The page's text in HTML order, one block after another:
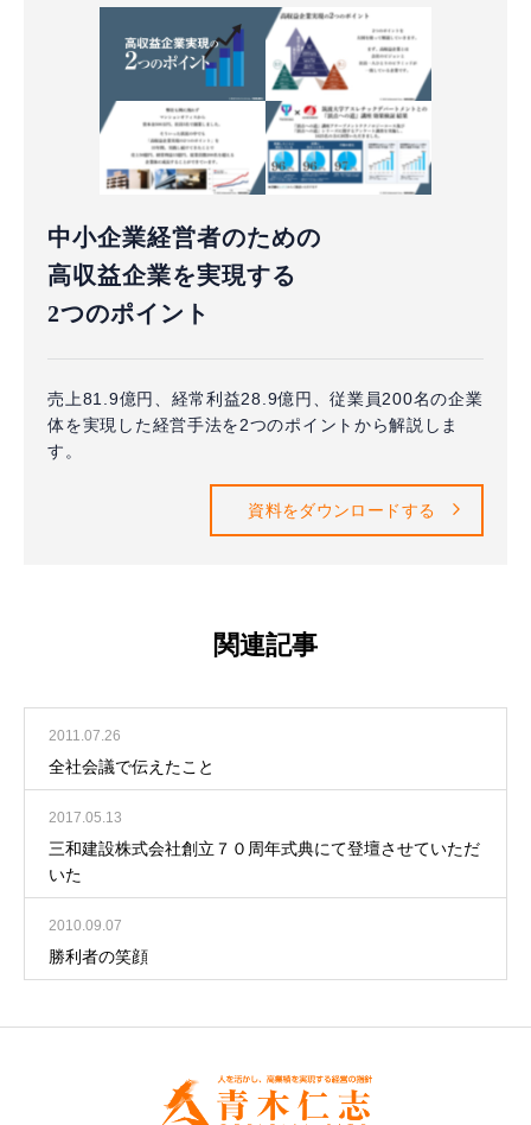
中小企業経営者のための
高収益企業を実現する
2つのポイント
売上81.9億円、経常利益28.9億円、従業員200名の企業
体を実現した経営手法を2つのポイントから解説しま
す。
資料をダウンロードする
関連記事
2011.07.26
全社会議で伝えたこと
2017.05.13
三和建設株式会社創立７０周年式典にて登壇させていただ
いた
2010.09.07
勝利者の笑顔